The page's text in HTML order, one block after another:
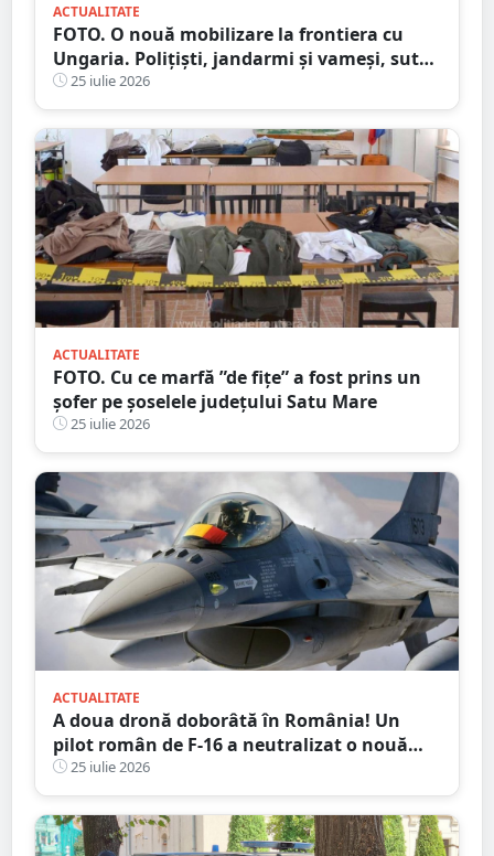
ACTUALITATE
FOTO. O nouă mobilizare la frontiera cu
Ungaria. Polițiști, jandarmi și vameși, sute
de persoane verificate
25 iulie 2026
ACTUALITATE
FOTO. Cu ce marfă ”de fițe” a fost prins un
șofer pe șoselele județului Satu Mare
25 iulie 2026
ACTUALITATE
A doua dronă doborâtă în România! Un
pilot român de F-16 a neutralizat o nouă
țintă aeriană în apropierea Deltei Dunării
25 iulie 2026